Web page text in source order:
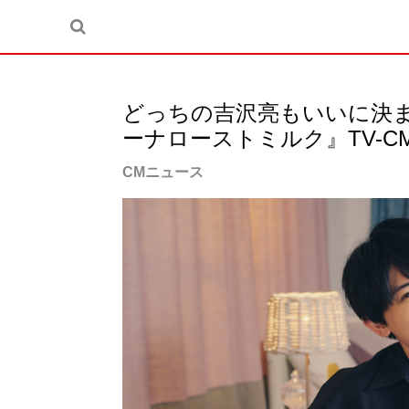
どっちの吉沢亮もいいに決
ーナローストミルク』TV-
CMニュース